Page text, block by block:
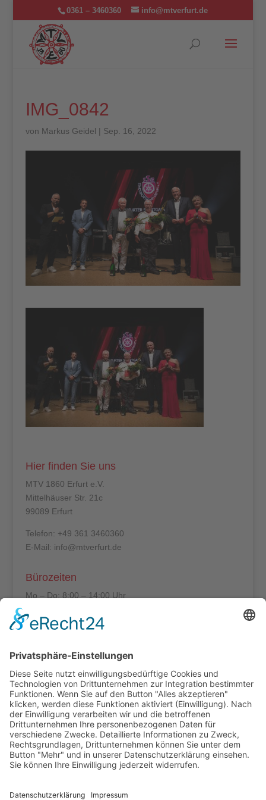
0361 – 3460360 info@mtverfurt.de
IMG_0842
von Markus Geidel | Sep. 16, 2022
Hier finden Sie uns
MTV 1860 Erfurt e.V.
Mittelhäuser Str. 21c
99089 Erfurt
Telefon: +49 361 3460360
E-Mail: info@mtverfurt.de
Bürozeiten
Mo – Do: 8:00 – 14:00 Uhr
Fr: 8:00 – 12:00 Uhr
Termine außerhalb unserer Geschäftszeiten nur
nach Absprache.
Folgt uns auf facebook
Beitragsarchiv